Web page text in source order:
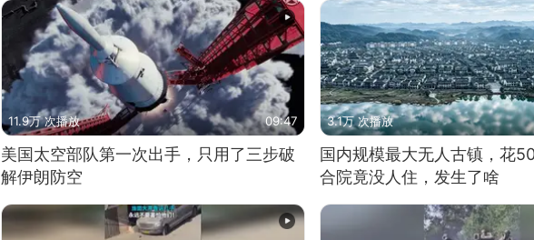
11.9万 次播放 09:47
美国太空部队第一次出手，只用了三步破
解伊朗防空
3.1万 次播放
国内规模最大无人古镇，花
合院竟没人住，发生了啥